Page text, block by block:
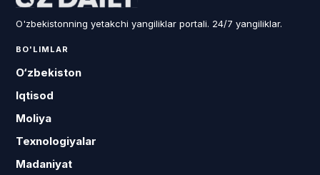
O'zbekistonning yetakchi yangiliklar portali. 24/7 yangiliklar.
BO'LIMLAR
O‘zbekiston
Iqtisod
Moliya
Texnologiyalar
Madaniyat